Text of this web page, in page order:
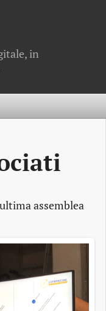
in
assemblea